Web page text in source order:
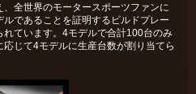
全世界のモータースポーツファンに
であることを証明するビルドプレー
れています。4モデルで合計100台のみ
じて4モデルに生産台数が割り当てら